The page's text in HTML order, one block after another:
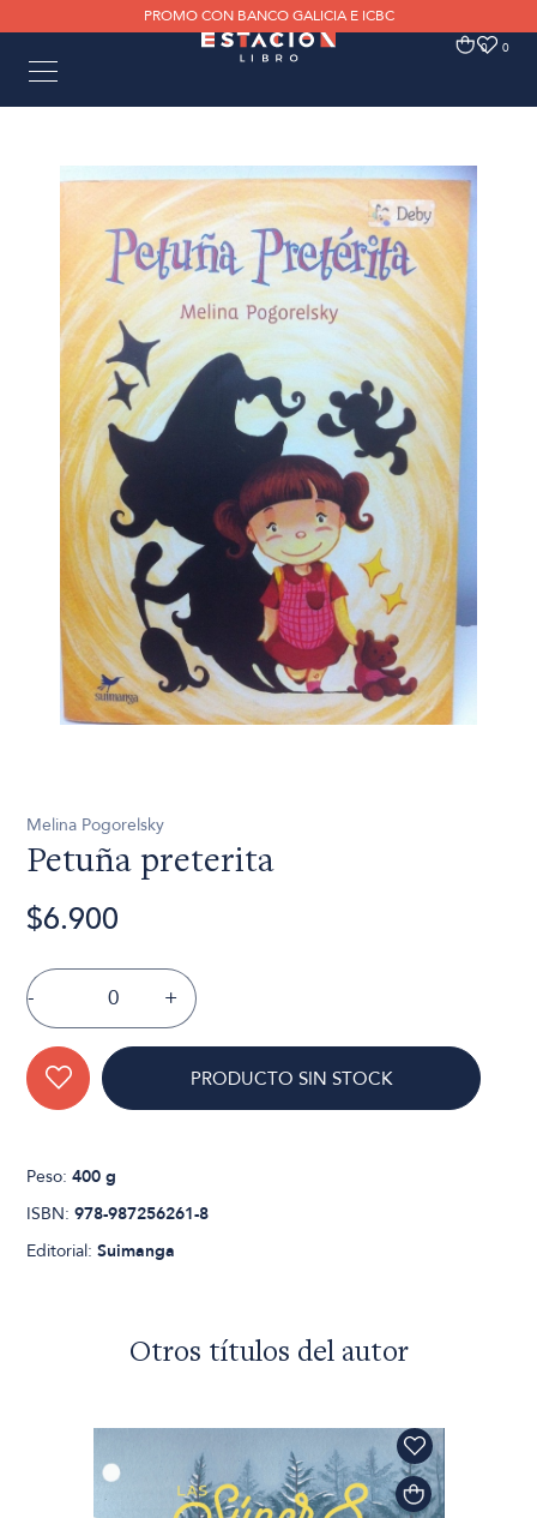
PROMO CON BANCO GALICIA E ICBC
0 0
Melina Pogorelsky
Petuña preterita
$6.900
- +
PRODUCTO SIN STOCK
Peso:400 g
ISBN:978-987256261-8
Editorial:Suimanga
Otros títulos del autor